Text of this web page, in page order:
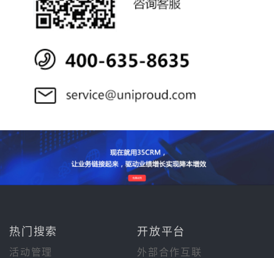
热门搜索 开放平台
活动管理
外部合作互联